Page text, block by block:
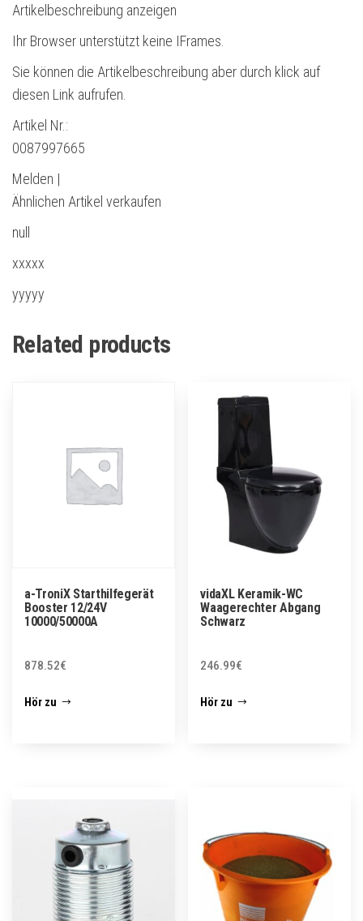
Artikelbeschreibung anzeigen
Ihr Browser unterstützt keine IFrames.
Sie können die Artikelbeschreibung aber durch klick auf
diesen Link aufrufen.
Artikel Nr.:
0087997665
Melden |
Ähnlichen Artikel verkaufen
null
xxxxx
yyyyy
Related products
a-TroniX Starthilfegerät
Booster 12/24V
10000/50000A
878.52€
Hör zu
vidaXL Keramik-WC
Waagerechter Abgang
Schwarz
246.99€
Hör zu